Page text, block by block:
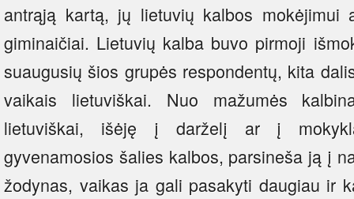
antrąją kartą, jų lietuvių kalbos mokėjimui
giminaičiai. Lietuvių kalba buvo pirmoji
suaugusių šios grupės respondentų, kita
vaikais lietuviškai. Nuo mažumės
lietuviškai, išėję į darželį ar į
gyvenamosios šalies kalbos, parsineša ją į
žodynas, vaikas ja gali pasakyti daugiau ir